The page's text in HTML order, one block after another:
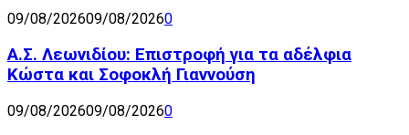
09/08/202609/08/20260
Α.Σ. Λεωνιδίου: Επιστροφή για τα αδέλφια
Κώστα και Σοφοκλή Γιαννούση
09/08/202609/08/20260